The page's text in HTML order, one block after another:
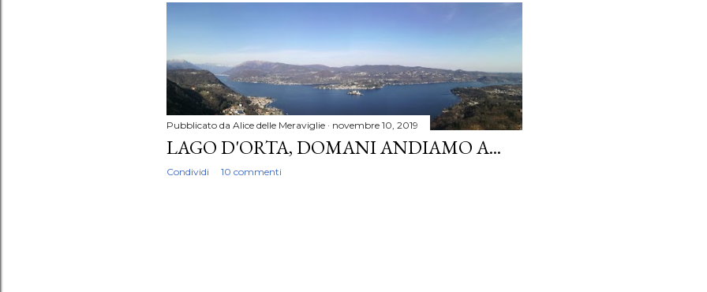
s
t
Pubblicato da Alice delle Meraviglie novembre 10, 2019
LAGO D'ORTA, DOMANI ANDIAMO A...
Condividi 10 commenti